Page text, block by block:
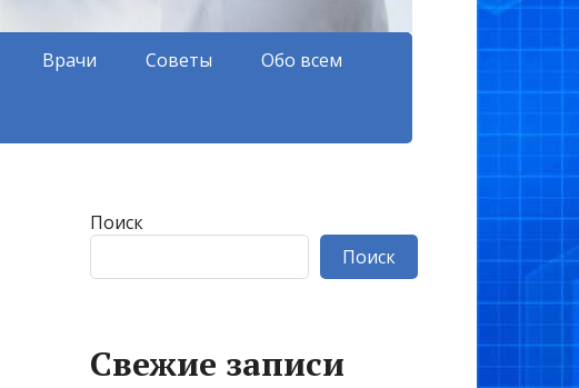
Врачи Советы Обо всем
Поиск
Поиск
Свежие записи